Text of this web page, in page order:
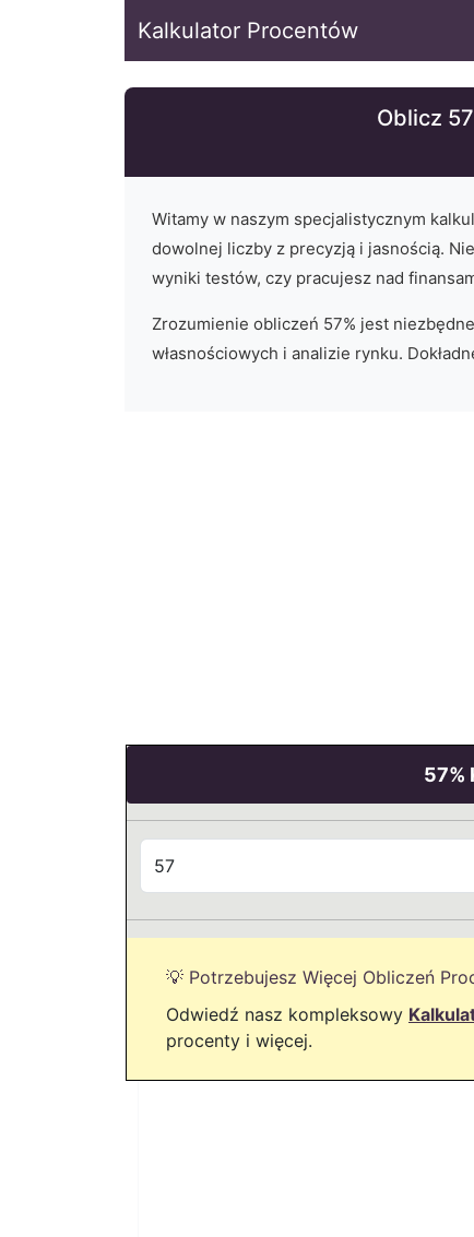
Kalkulator Procentów
Oblicz
Witamy w naszym specjalistycznym
dowolnej liczby z precyzją i jasnością.
wyniki testów, czy pracujesz nad
Zrozumienie obliczeń 57% jest
własnościowych i analizie rynku.
57%
💡 Potrzebujesz Więcej Obliczeń
Odwiedź nasz kompleksowy
procenty i więcej.